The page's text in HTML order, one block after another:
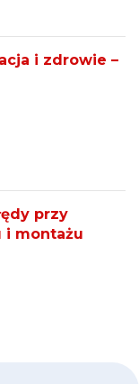
i zdrowie –
przy
i montażu